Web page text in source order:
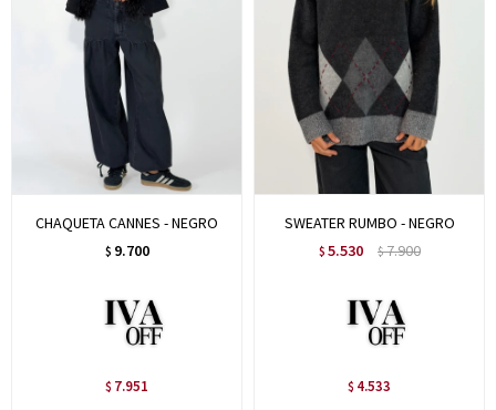
CHAQUETA CANNES - NEGRO
$ 9.700
$ 7.951
SWEATER RUMBO - NEGRO
$ 5.530 $7.900
$ 4.533